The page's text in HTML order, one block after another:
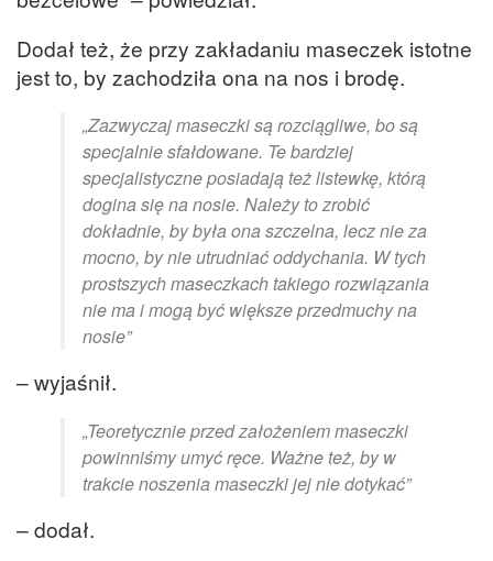
Dodał też, że przy zakładaniu maseczek istotne
jest to, by zachodziła ona na nos i brodę.
„Zazwyczaj maseczki są rozciągliwe, bo są
specjalnie sfałdowane. Te bardziej
specjalistyczne posiadają też listewkę, którą
dogina się na nosie. Należy to zrobić
dokładnie, by była ona szczelna, lecz nie za
mocno, by nie utrudniać oddychania. W tych
prostszych maseczkach takiego rozwiązania
nie ma i mogą być większe przedmuchy na
nosie”
– wyjaśnił.
„Teoretycznie przed założeniem maseczki
powinniśmy umyć ręce. Ważne też, by w
trakcie noszenia maseczki jej nie dotykać”
– dodał.